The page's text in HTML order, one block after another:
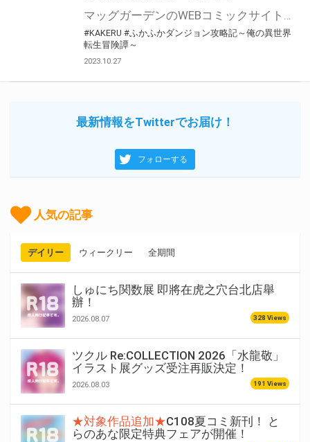
#KAKERU #ふかふかダンジョン攻略記～俺の異世界
転生冒険譚～
2023.10.27
最新情報をTwitterでお届け！
フォローする
人気の記事
デイリー ウィークリー 全期間
しゅにち関数展 即將在虎之穴台北店舉
辦！
2026.08.07 328 Views
ツクル Re:COLLECTION 2026「水龍敬」
イラスト展グッズ受注再販決定！
2026.08.03 191 Views
★対象作品追加★C108夏コミ新刊！ と
らのあな限定特典フェアが開催！